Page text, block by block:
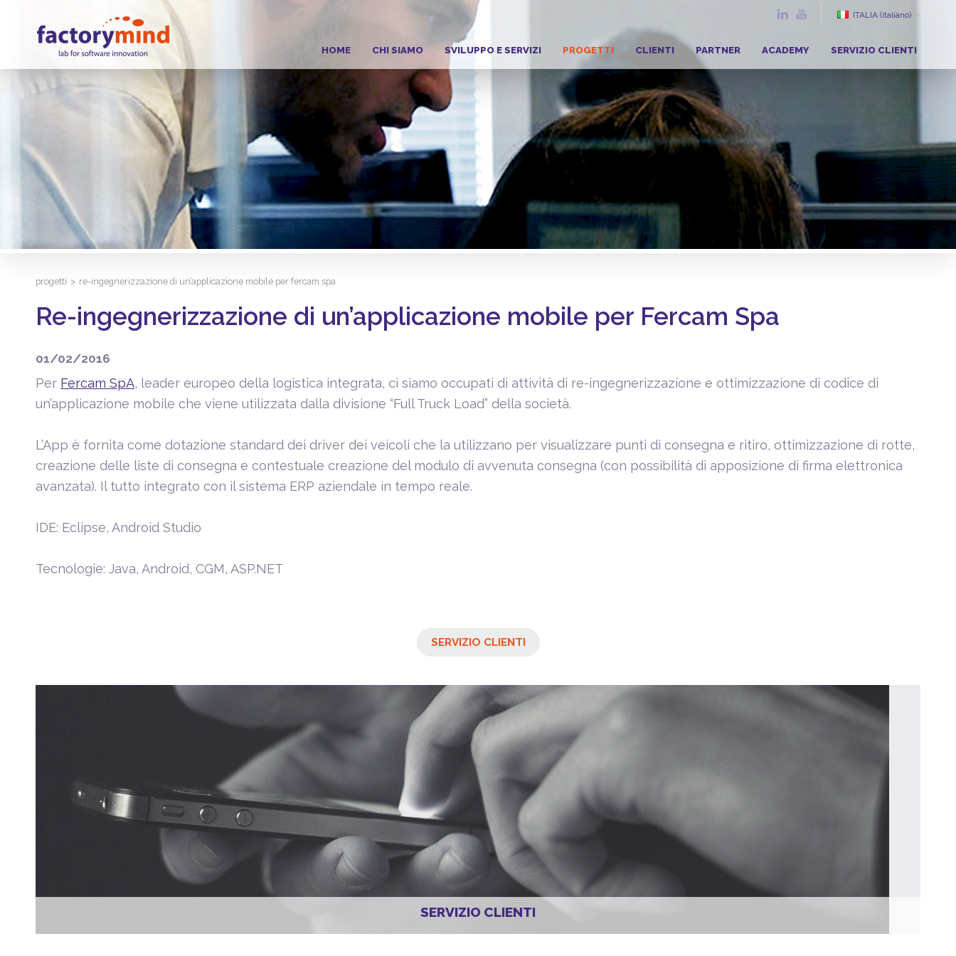
ITALIA (italiano)
HOME CHI SIAMO SVILUPPO E SERVIZI PROGETTI CLIENTI PARTNER ACADEMY SERVIZIO CLIENTI
progetti > re-ingegnerizzazione di un’applicazione mobile per fercam spa
Re-ingegnerizzazione di un’applicazione mobile per Fercam Spa
01/02/2016
Per Fercam SpA, leader europeo della logistica integrata, ci siamo occupati di attività di re-ingegnerizzazione e ottimizzazione di codice di
un’applicazione mobile che viene utilizzata dalla divisione “Full Truck Load” della società.
L’App è fornita come dotazione standard dei driver dei veicoli che la utilizzano per visualizzare punti di consegna e ritiro, ottimizzazione di rotte,
creazione delle liste di consegna e contestuale creazione del modulo di avvenuta consegna (con possibilità di apposizione di firma elettronica
avanzata). Il tutto integrato con il sistema ERP aziendale in tempo reale.
IDE: Eclipse, Android Studio
Tecnologie: Java, Android, CGM, ASP.NET
SERVIZIO CLIENTI
SERVIZIO CLIENTI